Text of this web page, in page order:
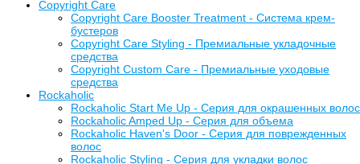
Copyright Care
Copyright Care Booster Treatment - Система крем-
бустеров
Copyright Care Styling - Премиальные укладочные
средства
Copyright Custom Care - Премиальные уходовые
средства
Rockaholic
Rockaholic Start Me Up - Серия для окрашенных волос
Rockaholic Amped Up - Серия для объема
Rockaholic Haven's Door - Серия для поврежденных
волос
Rockaholic Styling - Серия для укладки волос